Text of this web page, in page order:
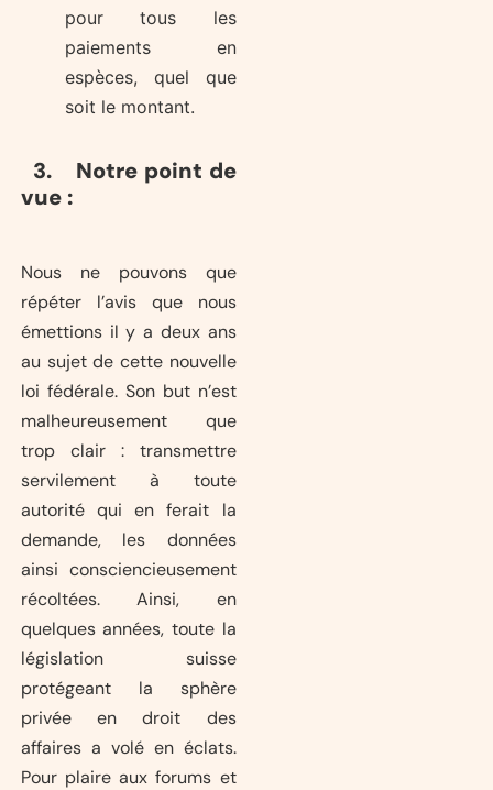
pour tous les
paiements en
espèces, quel que
soit le montant.
3. Notre point de
vue :
Nous ne pouvons que
répéter l’avis que nous
émettions il y a deux ans
au sujet de cette nouvelle
loi fédérale. Son but n’est
malheureusement que
trop clair : transmettre
servilement à toute
autorité qui en ferait la
demande, les données
ainsi consciencieusement
récoltées. Ainsi, en
quelques années, toute la
législation suisse
protégeant la sphère
privée en droit des
affaires a volé en éclats.
Pour plaire aux forums et